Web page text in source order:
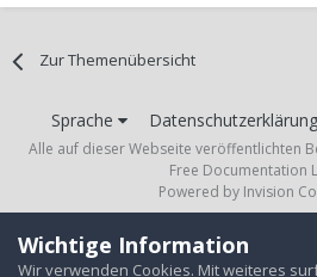
Zur Themenübersicht
Sprache Datenschutzerklärung
Alle auf dieser Webseite veröffentlichten
Free Documentation
Powered by Invision
Wichtige Information
Wir verwenden Cookies. Mit weiteres